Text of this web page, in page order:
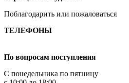
Поблагодарить или пожаловаться
ТЕЛЕФОНЫ
По вопросам поступления
С понедельника по пятницу